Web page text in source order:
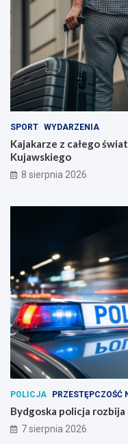
!
SPORT WYDARZENIA
Kajakarze z całego
Kujawskiego
8 sierpnia 2026
POLICJA PRZESTĘPCZOŚĆ
Bydgoska policja
7 sierpnia 2026